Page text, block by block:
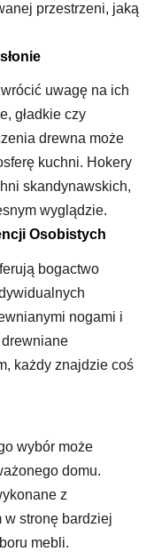
przestrzeni, jaką
uwagę na ich
gładkie czy
drewna może
kuchni. Hokery
skandynawskich,
wyglądzie.
Osobistych
bogactwo
nogami i
każdy znajdzie coś
wybór może
domu.
z
w stronę bardziej
mebli.